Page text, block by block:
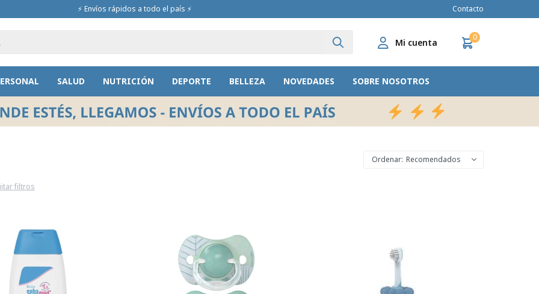
SALUD NUTRICIÓN DEPORTE BELLEZA NOVEDADES SOBRE NOSOTROS
0
⚡ Envíos rápidos a todo el país ⚡ Contacto
Recomendados
filtros